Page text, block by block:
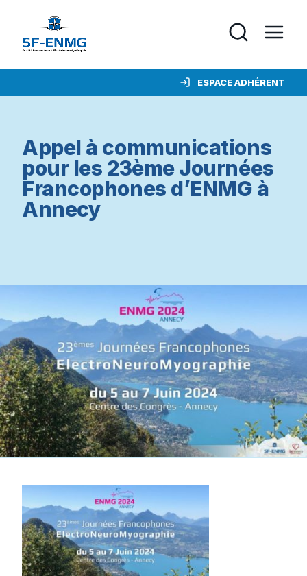
ESPACE ADHÉRENT
Appel à communications
pour les 23ème Journées
Francophones d’ENMG à
Annecy